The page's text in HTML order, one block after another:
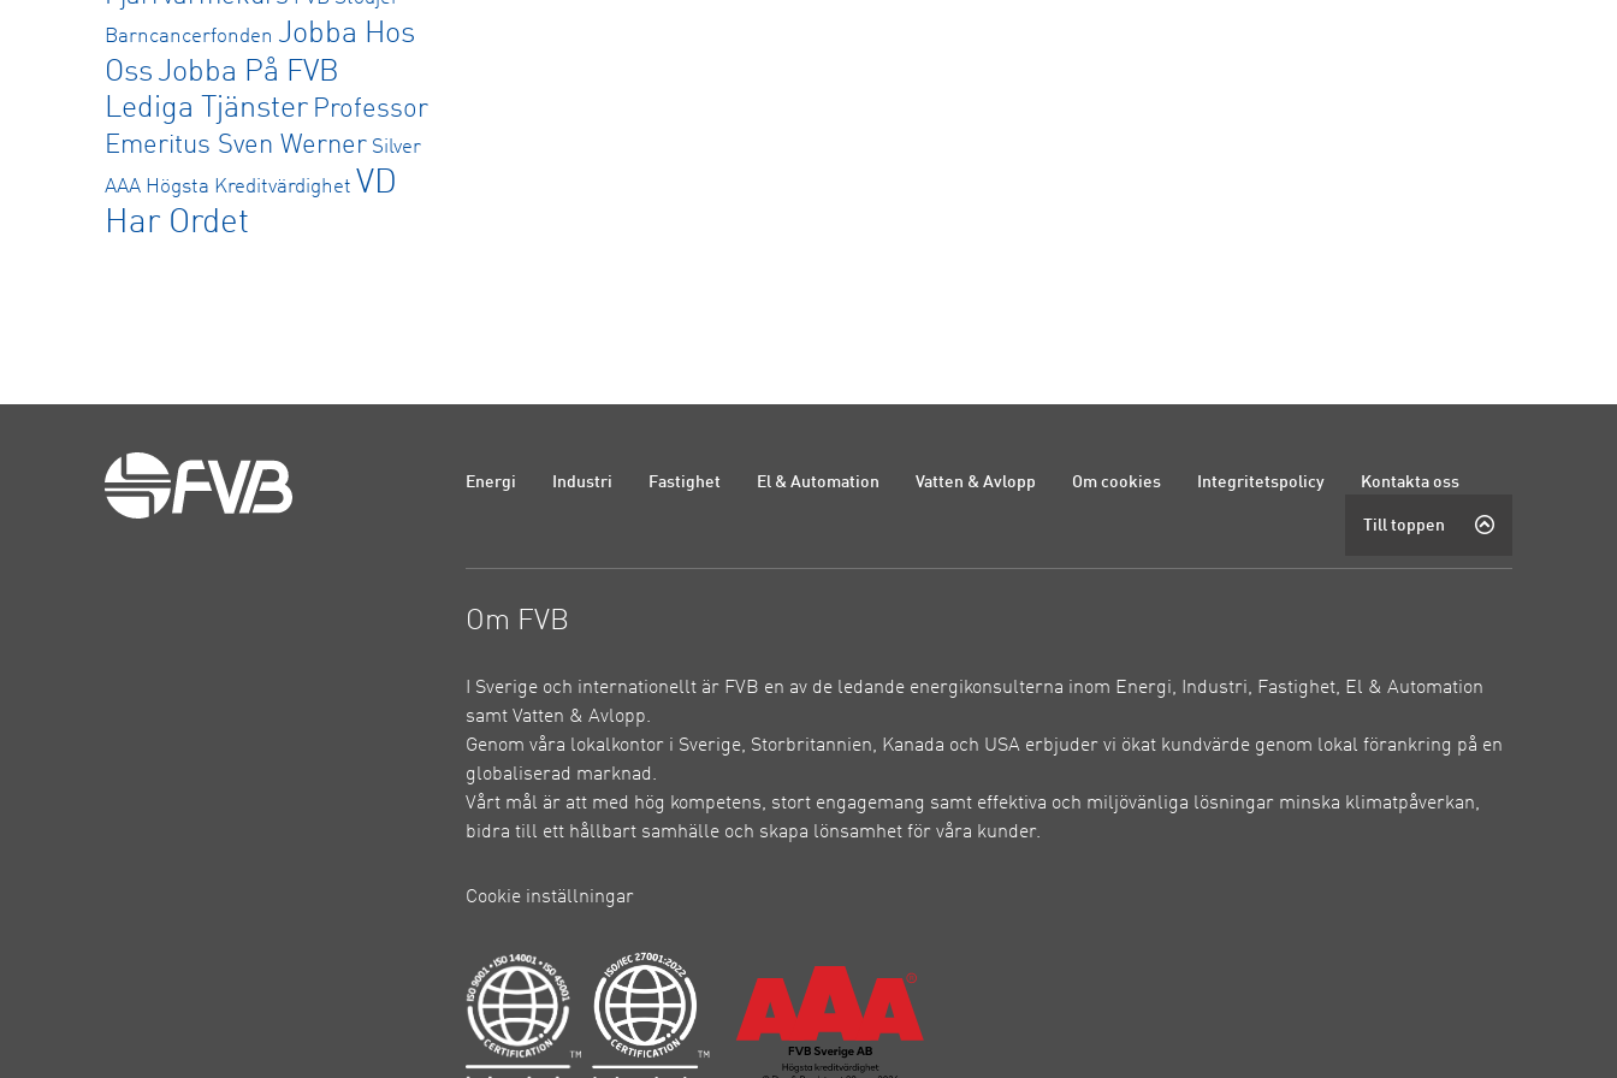
Barncancerfonden Jobba Hos
Oss Jobba På FVB
Lediga Tjänster Professor
Emeritus Sven Werner Silver
AAA Högsta Kreditvärdighet VD
Har Ordet
Energi Industri Fastighet El & Automation Vatten & Avlopp Om cookies Integritetspolicy Kontakta oss
Till toppen
Om FVB
I Sverige och internationellt är FVB en av de ledande energikonsulterna inom Energi, Industri, Fastighet, El & Automation
samt Vatten & Avlopp.
Genom våra lokalkontor i Sverige, Storbritannien, Kanada och USA erbjuder vi ökat kundvärde genom lokal förankring på en
globaliserad marknad.
Vårt mål är att med hög kompetens, stort engagemang samt effektiva och miljövänliga lösningar minska klimatpåverkan,
bidra till ett hållbart samhälle och skapa lönsamhet för våra kunder.
Cookie inställningar